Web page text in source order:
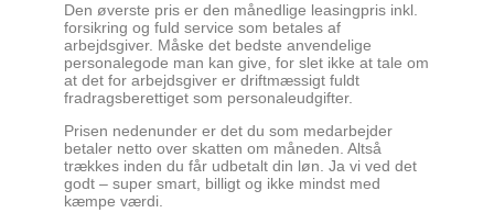
Den øverste pris er den månedlige leasingpris inkl.
forsikring og fuld service som betales af
arbejdsgiver. Måske det bedste anvendelige
personalegode man kan give, for slet ikke at tale om
at det for arbejdsgiver er driftmæssigt fuldt
fradragsberettiget som personaleudgifter.
Prisen nedenunder er det du som medarbejder
betaler netto over skatten om måneden. Altså
trækkes inden du får udbetalt din løn. Ja vi ved det
godt – super smart, billigt og ikke mindst med
kæmpe værdi.